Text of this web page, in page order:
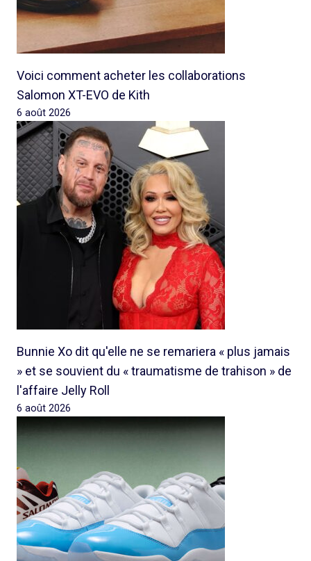
Voici comment acheter les collaborations
Salomon XT-EVO de Kith
6 août 2026
Bunnie Xo dit qu'elle ne se remariera « plus jamais
» et se souvient du « traumatisme de trahison » de
l'affaire Jelly Roll
6 août 2026